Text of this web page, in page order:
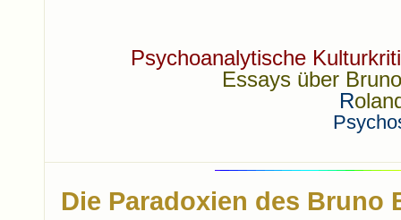
Psychoanalytische
Essays über
R
Die Paradoxien des